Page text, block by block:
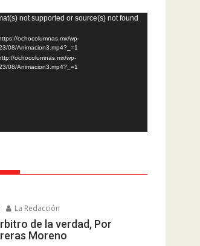
not supported or source(s) not found
ochocolumnas.mx/wp-
08/Animacion3.mp4?_=1
ochocolumnas.mx/wp-
08/Animacion3.mp4?_=1
La Redacción
de la verdad, Por
Moreno